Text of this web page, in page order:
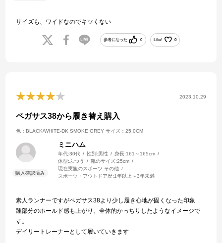
サイズも、ワイドなのでキツくない
参考になった 0 Like! 0
2023.10.29
ペガサス38から履き替え購入
色：BLACK/WHITE-DK SMOKE GREY サイズ：25.0CM
ミニハム
年代:30代 性別:男性 身長:161～165cm
体型:ふつう 靴のサイズ:25cm
現在実施のスポーツ:その他
スポーツ・アウトドア歴:1年以上～3年未満
素人ランナーですがペガサス38より少し履き心地が固くなった印象
踵部分のホールド感も上がり、全体的かっちりしたようなイメージで
す。
デイリートレーナーとして履いていきます